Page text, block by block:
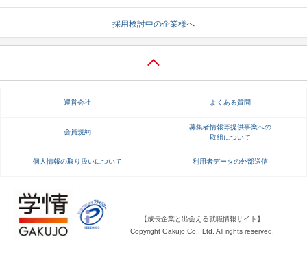
採用検討中の企業様へ
運営会社 よくある質問
会員規約
募集者情報等提供事業への
取組について
個人情報の取り扱いについて 利用者データの外部送信
【成長企業と出会える就職情報サイト】
Copyright Gakujo Co., Ltd. All rights reserved.